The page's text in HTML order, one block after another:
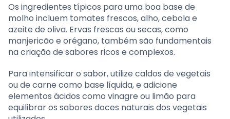
Os ingredientes típicos para uma boa base de
molho incluem tomates frescos, alho, cebola e
azeite de oliva. Ervas frescas ou secas, como
manjericão e orégano, também são fundamentais
na criação de sabores ricos e complexos.
Para intensificar o sabor, utilize caldos de vegetais
ou de carne como base líquida, e adicione
elementos ácidos como vinagre ou limão para
equilibrar os sabores doces naturais dos vegetais